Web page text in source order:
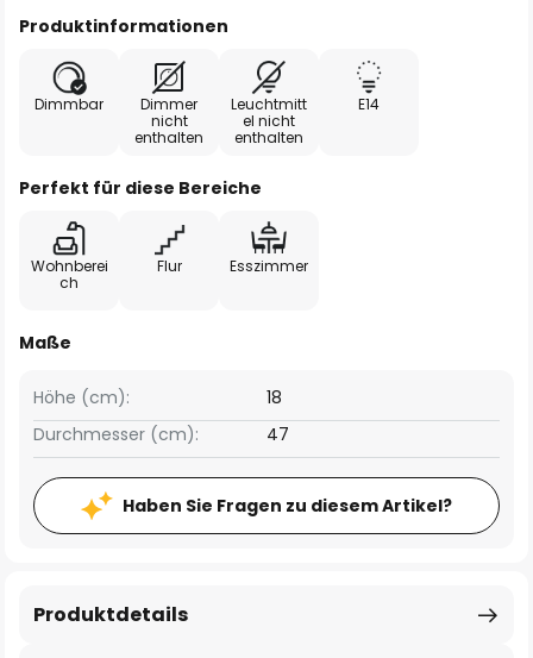
Produktinformationen
Dimmbar
Dimmer
nicht
enthalten
Leuchtmitt
el nicht
enthalten
E14
Perfekt für diese Bereiche
Wohnberei
ch
Flur Esszimmer
Maße
Höhe (cm):
18
Durchmesser (cm):
47
Haben Sie Fragen zu diesem Artikel?
Produktdetails